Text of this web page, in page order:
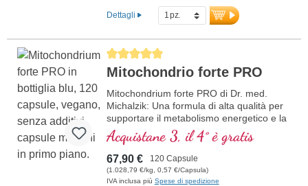
Dettagli
Average rating of 5 out of 5 stars
Mitochondrio forte PRO
Mitochondrium forte PRO di Dr. med.
Michalzik: Una formula di alta qualità per
supportare il metabolismo energetico e la
salute cellulare. Include NADH, Q10,
Resveratrolo e Tiamina, che promuovono
il metabolismo energetico, oltre all'acido
R-Alfa-Lipoico nella preziosa forma di
Sodium-R-Lipoato. Sigillatura senza
Acquistane 3, il 4° è gratis
67,90 € 120 Capsule
(1.028,79 €/kg, 0,57 €/Capsula)
IVA inclusa più Spese di spedizione